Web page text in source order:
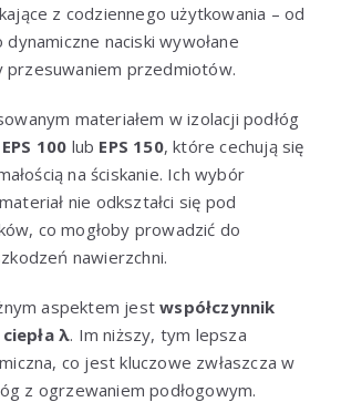
z codziennego użytkowania – od
naciski wywołane
przesuwaniem przedmiotów.
materiałem w izolacji podłóg
100 lub EPS 150, które cechują się
na ściskanie. Ich wybór
nie odkształci się pod
co mogłoby prowadzić do
nawierzchni.
aspektem jestwspółczynnik
λ. Im niższy, tym lepsza
co jest kluczowe zwłaszcza w
z ogrzewaniem podłogowym.